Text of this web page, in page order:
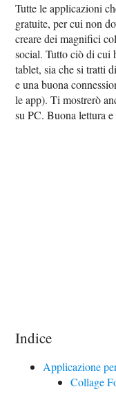
Tutte le applicazioni
gratuite, per cui non
creare dei magnifici
social. Tutto ciò di cui
tablet, sia che si tratti
e una buona
le app). Ti mostrerò
su PC. Buona lettura
Indice
Applicazione
Collage